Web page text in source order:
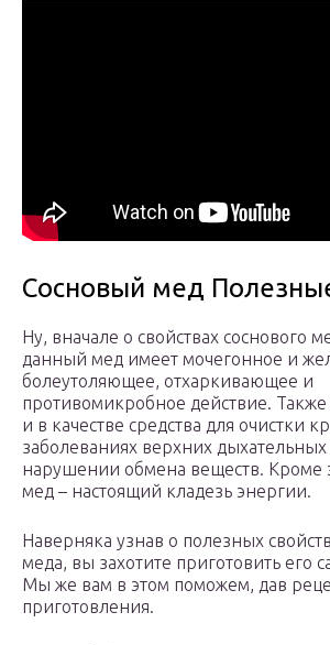
Сосновый мед
Ну, вначале о свойствах соснового
данный мед имеет мочегонное и
болеутоляющее, отхаркивающее и
противомикробное действие. Также
и в качестве средства для очистки
заболеваниях верхних дыхательных
нарушении обмена веществ. Кроме
мед – настоящий кладезь энергии.
Наверняка узнав о полезных
меда, вы захотите приготовить его
Мы же вам в этом поможем, дав
приготовления.